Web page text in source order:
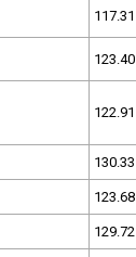
117.31
123.40
122.91
130.33
123.68
129.72